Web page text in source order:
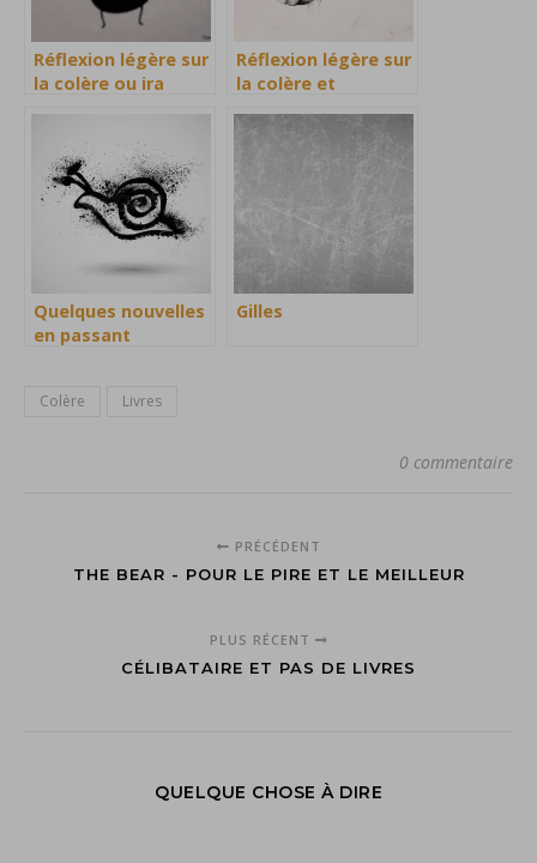
Réflexion légère sur
la colère ou ira
Réflexion légère sur
la colère et
Quelques nouvelles
en passant
Gilles
Colère Livres
0 commentaire
PRÉCÉDENT
THE BEAR - POUR LE PIRE ET LE MEILLEUR
PLUS RÉCENT
CÉLIBATAIRE ET PAS DE LIVRES
QUELQUE CHOSE À DIRE